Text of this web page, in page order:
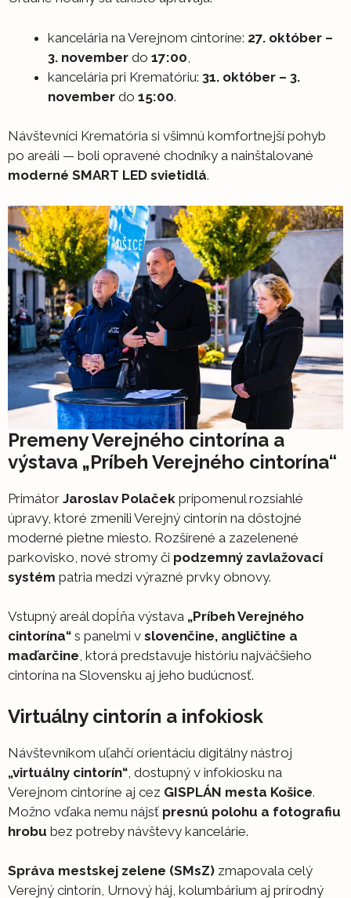
kancelária na Verejnom cintoríne: 27. október –
3. november do 17:00
kancelária pri Krematóriu: 31. október – 3.
november do 15:00.
Návštevníci Krematória si všimnú komfortnejší pohyb
po areáli — boli opravené chodníky a nainštalované
moderné SMART LED svietidlá.
Premeny Verejného cintorína a
výstava „Príbeh Verejného cintorína“
Primátor Jaroslav Polaček pripomenul rozsiahlé
úpravy, ktoré zmenili Verejný cintorín na dôstojné
moderné pietne miesto. Rozšírené a zazelenené
parkovisko, nové stromy či podzemný zavlažovací
systém patria medzi výrazné prvky obnovy.
Vstupný areál dopĺňa výstava „Príbeh Verejného
cintorína“ s panelmi v slovenčine, angličtine a
maďarčine, ktorá predstavuje históriu najväčšieho
cintorína na Slovensku aj jeho budúcnosť.
Virtuálny cintorín a infokiosk
Návštevníkom uľahčí orientáciu digitálny nástroj
„virtuálny cintorín“ , dostupný v infokiosku na
Verejnom cintoríne aj cez GISPLÁN mesta Košice.
Možno vďaka nemu nájsť presnú polohu a fotografiu
hrobu bez potreby návštevy kancelárie.
Správa mestskej zelene (SMsZ) zmapovala celý
Verejný cintorín, Urnový háj, kolumbárium aj prírodný